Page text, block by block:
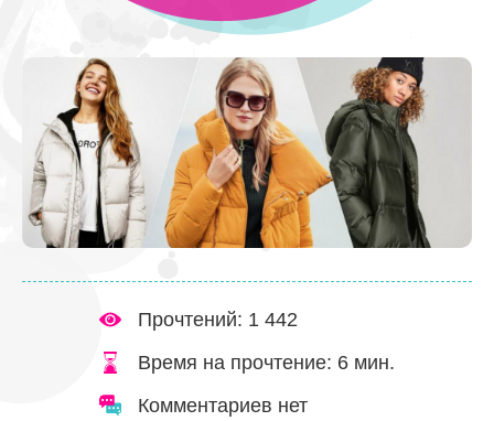
Прочтений: 1 442
Время на прочтение: 6 мин.
Комментариев нет